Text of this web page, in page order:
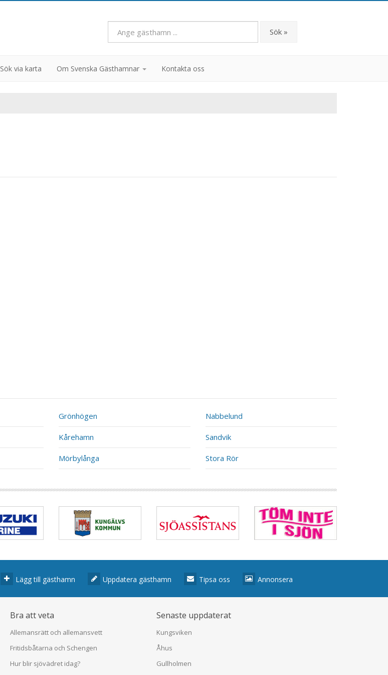
Sök »
Sök via karta Om Svenska Gästhamnar Kontakta oss
Grönhögen
Kårehamn
Mörbylånga
Nabbelund
Sandvik
Stora Rör
Lägg till gästhamn Uppdatera gästhamn Tipsa oss Annonsera
Bra att veta
Allemansrätt och allemansvett
Fritidsbåtarna och Schengen
Hur blir sjövädret idag?
Senaste uppdaterat
Kungsviken
Åhus
Gullholmen